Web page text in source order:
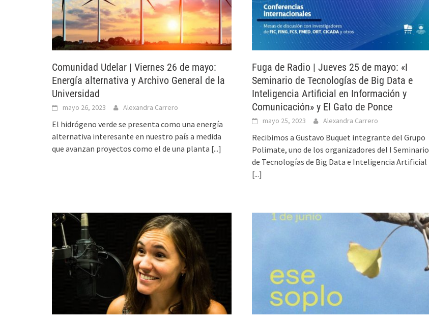
Comunidad Udelar | Viernes 26 de mayo:
Energía alternativa y Archivo General de la
Universidad
mayo 26, 2023 Alexandra Carrero
El hidrógeno verde se presenta como una energía
alternativa interesante en nuestro país a medida
que avanzan proyectos como el de una planta [...]
Fuga de Radio | Jueves 25 de mayo: «I
Seminario de Tecnologías de Big Data e
Inteligencia Artificial en Información y
Comunicación» y El Gato de Ponce
mayo 25, 2023 Alexandra Carrero
Recibimos a Gustavo Buquet integrante del Grupo
Polimate, uno de los organizadores del I Seminario
de Tecnologías de Big Data e Inteligencia Artificial
[...]